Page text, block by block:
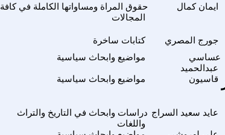
حقوق المراة ومساواتها الكاملة في كافة
المجالات
ايمان كمال
كتابات ساخرة جورج المصري
مواضيع وابحاث سياسية
عساسي
عبدالحميد
مواضيع وابحاث سياسية قاسيون
دراسات وابحاث في التاريخ والتراث
واللغات
عايد سعيد السراج